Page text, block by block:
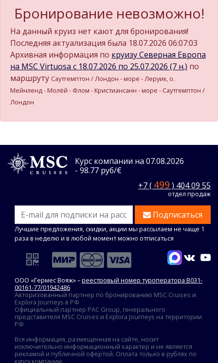
Бронирование невозможно!
На данный круиз нет кают для бронирования!
Последняя актуализация была 18.07.2026 06:07:03
Архивная информация по круизу Северная Европа
на MSC Virtuosa c 18.07.2026 по 25.07.2026 (7 н.) по
маршруту Саутгемптон / Лондон - море - Леруик, о.
Мейнленд - Молёй - Флом - Кристиансанн - море - Саутгемптон /
Лондон
Курс компании на 07.08.2026
- 98.77 руб/€
+7 ( 499 ) 404 09 55
отдел продаж
Подписаться
Лучшие предложения, скидки, акции мы рассылаем не чаще 1
раза в неделю и в любой момент можно отписаться
ООО «Гермес Вояж» –реестровый номер туроператора В031-
00161-77/01942486
Авторизованный партнер по бронированию MSC Cruises и
Explora Journeys в РФ
Официальный партнер PAC Group, генерального
представителя MSC Cruises и Explora Journeys на территории
РФ
Вся информация, размещённая на сайте, носит
исключительно информационный характер и не является
рекламой и публичной офертой. Оплата только в рублях по
курсу компании.